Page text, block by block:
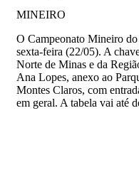
MINEIRO
O Campeonato Mineiro
sexta-feira (22/05). A
Norte de Minas e da
Ana Lopes, anexo ao
Montes Claros, com
em geral. A tabela vai até